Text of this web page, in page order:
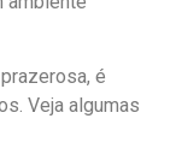
é
Veja algumas